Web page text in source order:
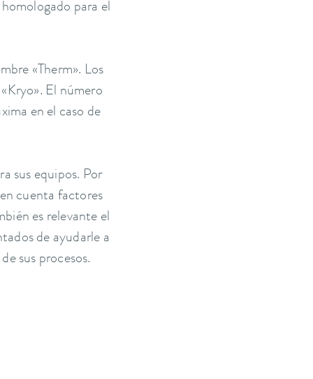
para el
«Therm». Los
El número
en el caso de
sus equipos. Por
cuenta factores
es relevante el
de ayudarle a
sus procesos.